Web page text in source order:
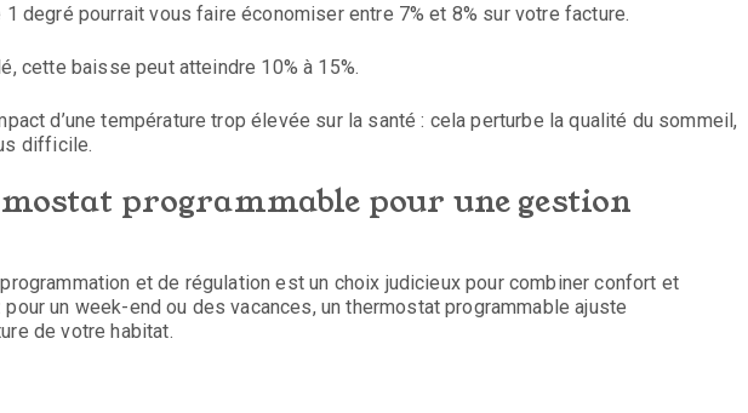
degré pourrait vous faire économiser entre 7% et 8% sur votre facture.
cette baisse peut atteindre 10% à 15%.
d’une température trop élevée sur la santé : cela perturbe la qualité du sommeil,
difficile.
programmable pour une gestion
et de régulation est un choix judicieux pour combiner confort et
un week-end ou des vacances, un thermostat programmable ajuste
de votre habitat.